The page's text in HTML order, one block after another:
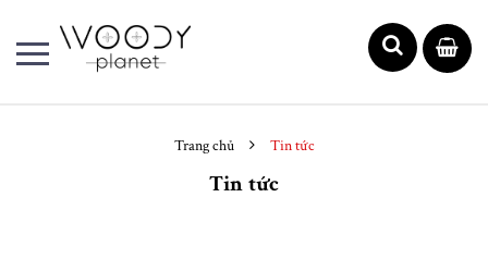
Trang chủ Tin tức
Tin tức